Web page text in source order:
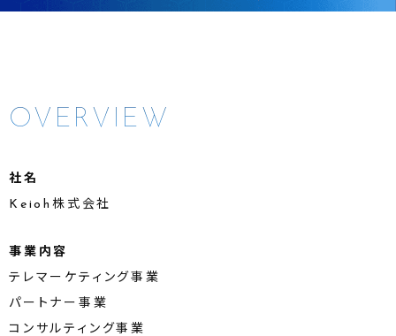
OVERVIEW
社名
Keioh株式会社
事業内容
テレマーケティング事業
パートナー事業
コンサルティング事業